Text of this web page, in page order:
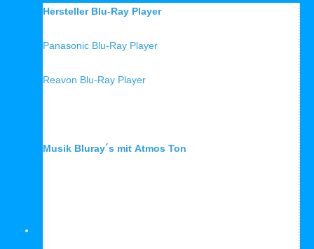
Hersteller Blu-Ray Player
Panasonic Blu-Ray Player
Reavon Blu-Ray Player
Musik Bluray´s mit Atmos Ton